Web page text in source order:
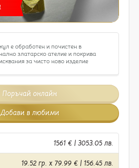
е обработен и почистен в
златарско ателие и покрива
за чисто ново изделие
Поръчай онлайн
Добави в любими
1561 € | 3053.05 лв.
19.52 гр. x 79.99 € | 156.45 лв.